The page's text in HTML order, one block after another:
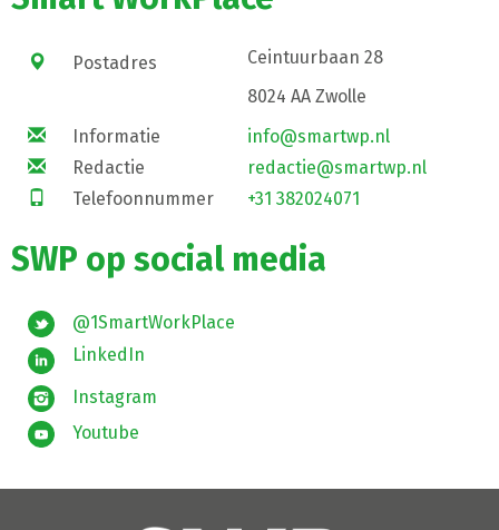
Postadres
Ceintuurbaan 28
8024 AA Zwolle
Informatie
info@smartwp.nl
Redactie
redactie@smartwp.nl
Telefoonnummer
+31 382024071
SWP op social media
@1SmartWorkPlace
LinkedIn
Instagram
Youtube